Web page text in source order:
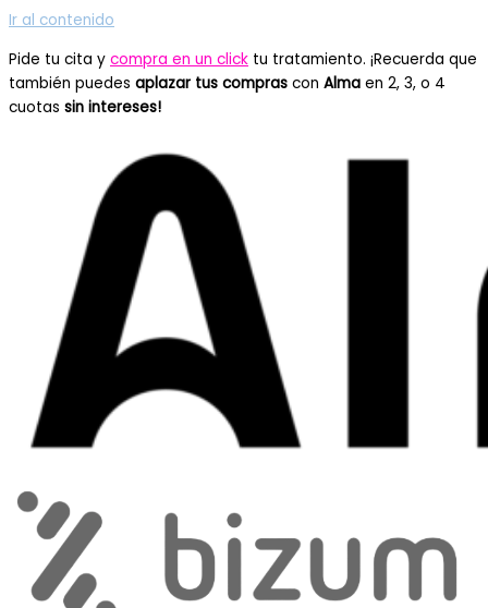
Ir al contenido
Pide tu cita y compra en un click tu tratamiento. ¡Recuerda que
también puedes aplazar tus compras con Alma en 2, 3, o 4
cuotas sin intereses!